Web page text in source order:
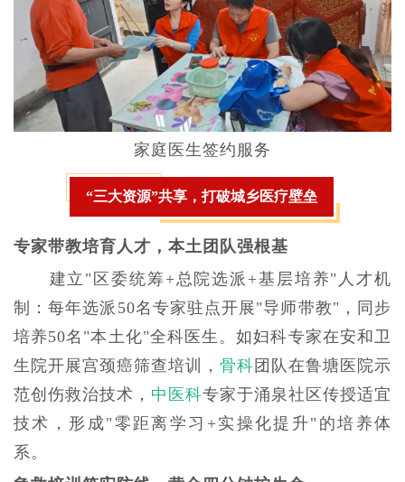
家庭医生签约服务
“三大资源”共享，打破城乡医疗壁垒
专家带教培育人才，本土团队强根基
建立"区委统筹+总院选派+基层培养"人才机
制：每年选派50名专家驻点开展"导师带教"，同步
培养50名"本土化"全科医生。如妇科专家在安和卫
生院开展宫颈癌筛查培训， 骨科 团队在鲁塘医院示
范创伤救治技术， 中医科专家于涌泉社区传授适宜
技术，形成"零距离学习+实操化提升"的培养体
系。